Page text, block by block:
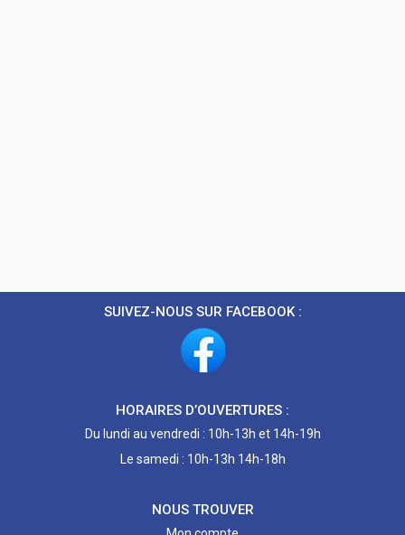
SUIVEZ-NOUS SUR FACEBOOK :
HORAIRES D’OUVERTURES :
Du lundi au vendredi : 10h-13h et 14h-19h
Le samedi : 10h-13h 14h-18h
NOUS TROUVER